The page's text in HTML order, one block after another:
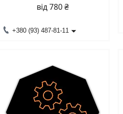
від 780 ₴
+380 (93) 487-81-11